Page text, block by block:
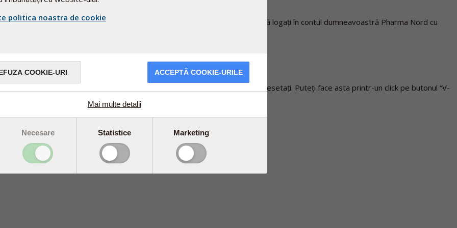
șterg contul de Facebook/Google?
de pe www.pharmanord.ro nu va fi șters.Veți putea în continuare să vă logați în contul dumneavoastră Pharma Nord cu
dați click pe butonul “V-ați uitat parola?”.
în loc de Facebook sau Google. Dacă v-ați uitat parola, va trebui să o resetați. Puteți face asta printr-un click pe butonul “V-
între orele 09:00-17:00.
mai bună experiență pe website-ul nostru.
politica noastra de cookie
COOKIE-URI ACCEPTĂ COOKIE-URILE
Mai multe detalii
Necesare Statistice Marketing